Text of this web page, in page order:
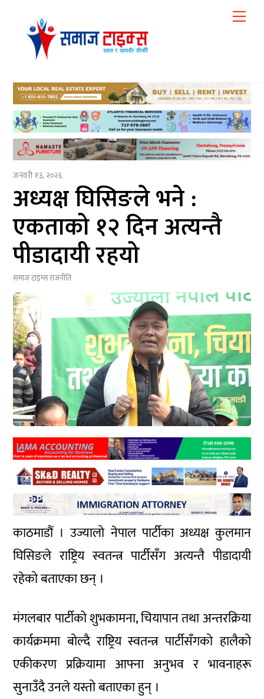
content
जनवरी १३, २०२६
अध्यक्ष घिसिङले भने :
एकताको १२ दिन अत्यन्तै
पीडादायी रहयो
समाज टाइम्सराजनीति
काठमाडौं । उज्यालो नेपाल पार्टीका अध्यक्ष कुलमान
घिसिङले राष्ट्रिय स्वतन्त्र पार्टीसँग अत्यन्तै पीडादायी
रहेको बताएका छन् ।
मंगलबार पार्टीको शुभकामना, चियापान तथा अन्तरक्रिया
कार्यक्रममा बोल्दै राष्ट्रिय स्वतन्त्र पार्टीसँगको हालैको
एकीकरण प्रक्रियामा आफ्ना अनुभव र भावनाहरू
सुनाउँदै उनले यस्तो बताएका हुन् ।